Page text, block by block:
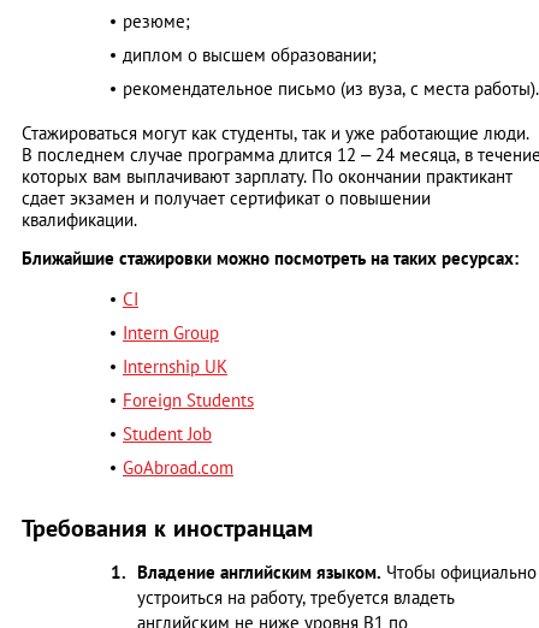
резюме;
диплом о высшем образовании;
рекомендательное письмо (из вуза, с места работы).
Стажироваться могут как студенты, так и уже работающие люди.
В последнем случае программа длится 12 – 24 месяца, в
которых вам выплачивают зарплату. По окончании практикант
сдает экзамен и получает сертификат о повышении
квалификации.
Ближайшие стажировки можно посмотреть на таких ресурсах:
CI
Intern Group
Internship UK
Foreign Students
Student Job
GoAbroad.com
Требования к иностранцам
Владение английским языком. Чтобы официально
устроиться на работу, требуется владеть
английским не ниже уровня В1 по